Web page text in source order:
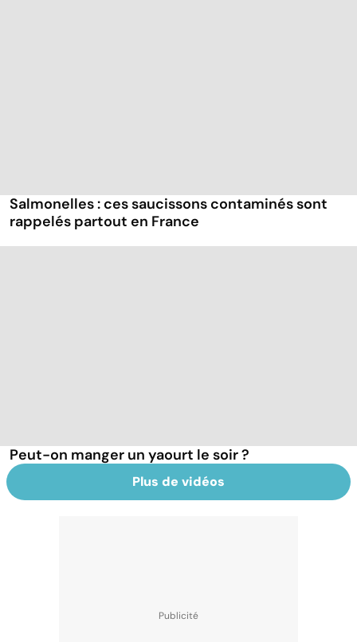
Salmonelles : ces saucissons contaminés sont
rappelés partout en France
Peut-on manger un yaourt le soir ?
Plus de vidéos